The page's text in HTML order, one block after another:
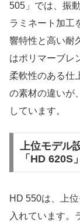
505」では、振
ラミネート加工
響特性と高い耐
はポリマーブレ
柔軟性のある仕
の素材の違いが
しています。
上位モデル
「HD 620S
HD 550は、上
入れています。